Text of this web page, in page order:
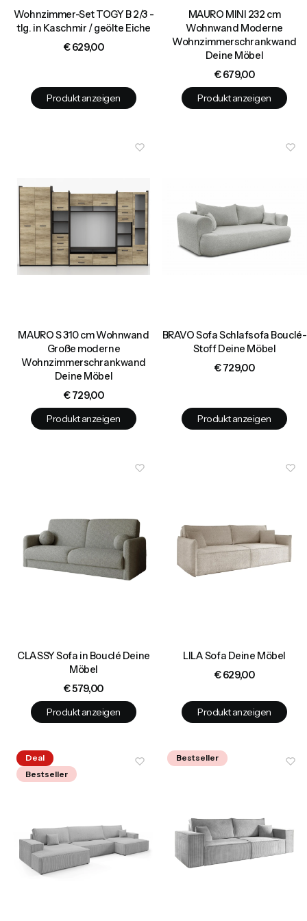
Wohnzimmer-Set TOGY B 2/3 -
tlg. in Kaschmir / geölte Eiche
Preis
€ 629,00
Produkt anzeigen
MAURO MINI 232 cm
Wohnwand Moderne
Wohnzimmerschrankwand
Deine Möbel
Preis
€ 679,00
Produkt anzeigen
MAURO S 310 cm Wohnwand
Große moderne
Wohnzimmerschrankwand
Deine Möbel
Preis
€ 729,00
Produkt anzeigen
BRAVO Sofa Schlafsofa Bouclé-
Stoff Deine Möbel
Preis
€ 729,00
Produkt anzeigen
CLASSY Sofa in Bouclé Deine
Möbel
Preis
€ 579,00
Produkt anzeigen
LILA Sofa Deine Möbel
Preis
€ 629,00
Produkt anzeigen
Deal
Bestseller
Bestseller